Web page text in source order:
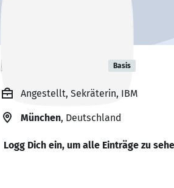
Lisa Lobrecht Basis
Angestellt, Sekräterin, IBM
München, Deutschland
Logg Dich ein, um alle Einträge zu